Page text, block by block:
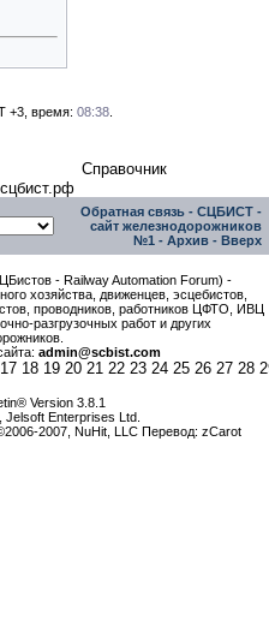
+3, время: 08:38.
Справочник
Обратная связь - СЦБИСТ -
сайт железнодорожников
№1 - Архив - Вверх
- Railway Automation Forum) -
хозяйства, движенцев, эсцебистов,
проводников, работников ЦФТО, ИВЦ
разгрузочных работ и других
admin@scbist.com
17 18 19 20 21 22 23 24 25 26 27 28
Version 3.8.1
Enterprises Ltd.
2007, NuHit, LLC Перевод: zCarot